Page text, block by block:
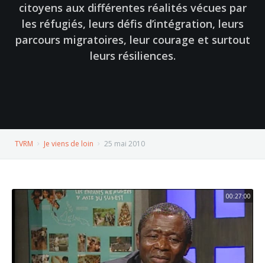
citoyens aux différentes réalités vécues par
les réfugiés, leurs défis d’intégration, leurs
parcours migratoires, leur courage et surtout
leurs résiliences.
TVRM Je viens de loin 25 mai 2010
00:27:00